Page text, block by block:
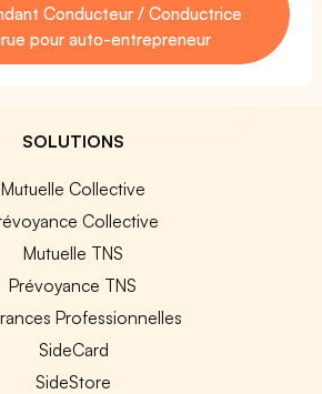
Conducteur / Conductrice
pour auto-entrepreneur
SOLUTIONS
Mutuelle Collective
Collective
Mutuelle TNS
Prévoyance TNS
Professionnelles
SideCard
SideStore